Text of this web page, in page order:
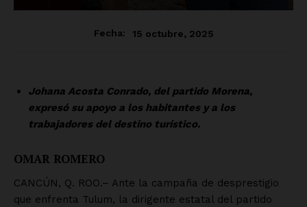
Fecha: 15 octubre, 2025
Johana Acosta Conrado, del partido Morena,
expresó su apoyo a los habitantes y a los
trabajadores del destino turístico.
OMAR ROMERO
CANCÚN, Q. ROO.– Ante la campaña de desprestigio
que enfrenta Tulum, la dirigente estatal del partido